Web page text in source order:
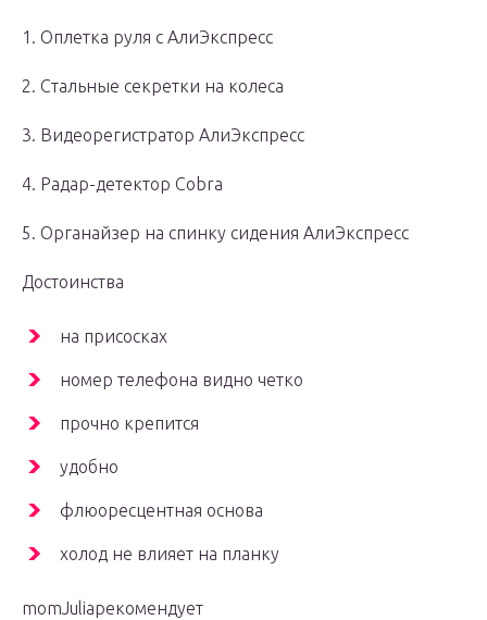
1. Оплетка руля с АлиЭкспресс
2. Стальные секретки на колеса
3. Видеорегистратор АлиЭкспресс
4. Радар-детектор Cobra
5. Органайзер на спинку сидения АлиЭкспресс
Достоинства
на присосках
номер телефона видно четко
прочно крепится
удобно
флюоресцентная основа
холод не влияет на планку
momJuliaрекомендует